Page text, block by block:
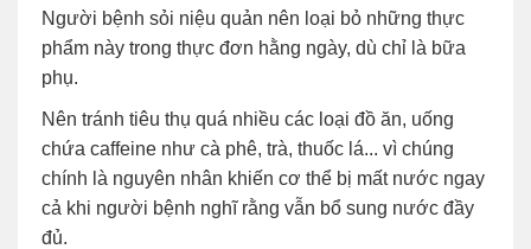
Người bệnh sỏi niệu quản nên loại bỏ những thực
phẩm này trong thực đơn hằng ngày, dù chỉ là bữa
phụ.
Nên tránh tiêu thụ quá nhiều các loại đồ ăn, uống
chứa caffeine như cà phê, trà, thuốc lá... vì chúng
chính là nguyên nhân khiến cơ thể bị mất nước ngay
cả khi người bệnh nghĩ rằng vẫn bổ sung nước đầy
đủ.